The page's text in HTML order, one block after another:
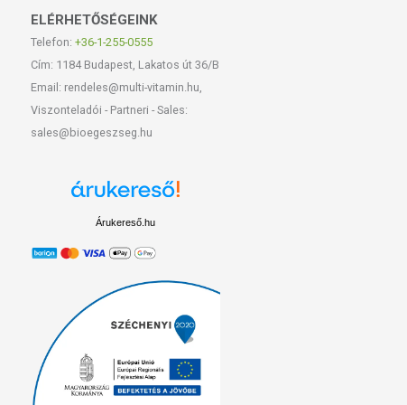
ELÉRHETŐSÉGEINK
Telefon: +36-1-255-0555
Cím: 1184 Budapest, Lakatos út 36/B
Email: rendeles@multi-vitamin.hu,
Viszonteladói - Partneri - Sales:
sales@bioegeszseg.hu
Árukereső.hu